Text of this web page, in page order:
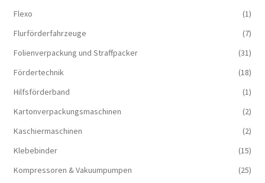
Flexo
(1)
Flurförderfahrzeuge
(7)
Folienverpackung und Straffpacker
(31)
Fördertechnik
(18)
Hilfsförderband
(1)
Kartonverpackungsmaschinen
(2)
Kaschiermaschinen
(2)
Klebebinder
(15)
Kompressoren & Vakuum­pumpen
(25)